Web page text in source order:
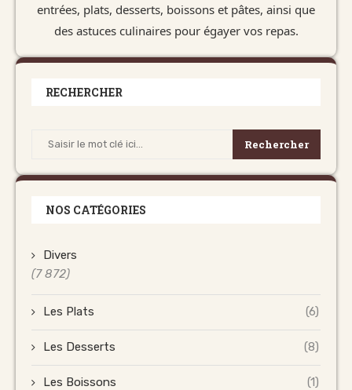
entrées, plats, desserts, boissons et pâtes, ainsi que
des astuces culinaires pour égayer vos repas.
RECHERCHER
Rechercher
NOS CATÉGORIES
Divers
(7 872)
Les Plats (6)
Les Desserts (8)
Les Boissons (1)